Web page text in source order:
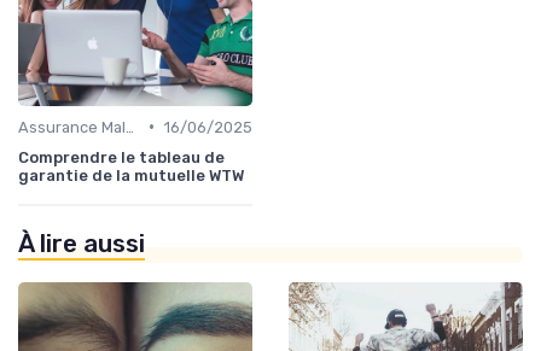
• 16/06/2025
Comprendre le tableau de
garantie de la mutuelle WTW
À lire aussi